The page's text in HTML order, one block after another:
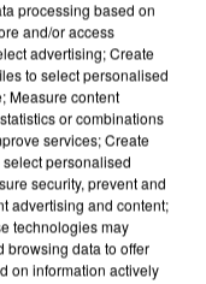
processing based on
and/or access
advertising; Create
to select personalised
Measure content
or combinations
services; Create
personalised
security, prevent and
advertising and content;
technologies may
browsing data to offer
on information actively